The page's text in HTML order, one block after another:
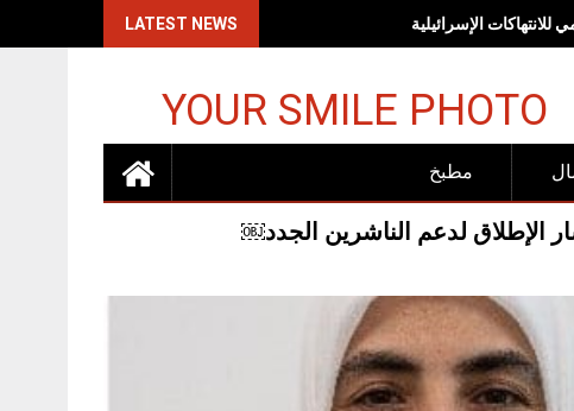
LATEST NEWS الإسرائيلية
YOUR SMILE PHOTO
مطبخ
لدعم الناشرين الجدد￼